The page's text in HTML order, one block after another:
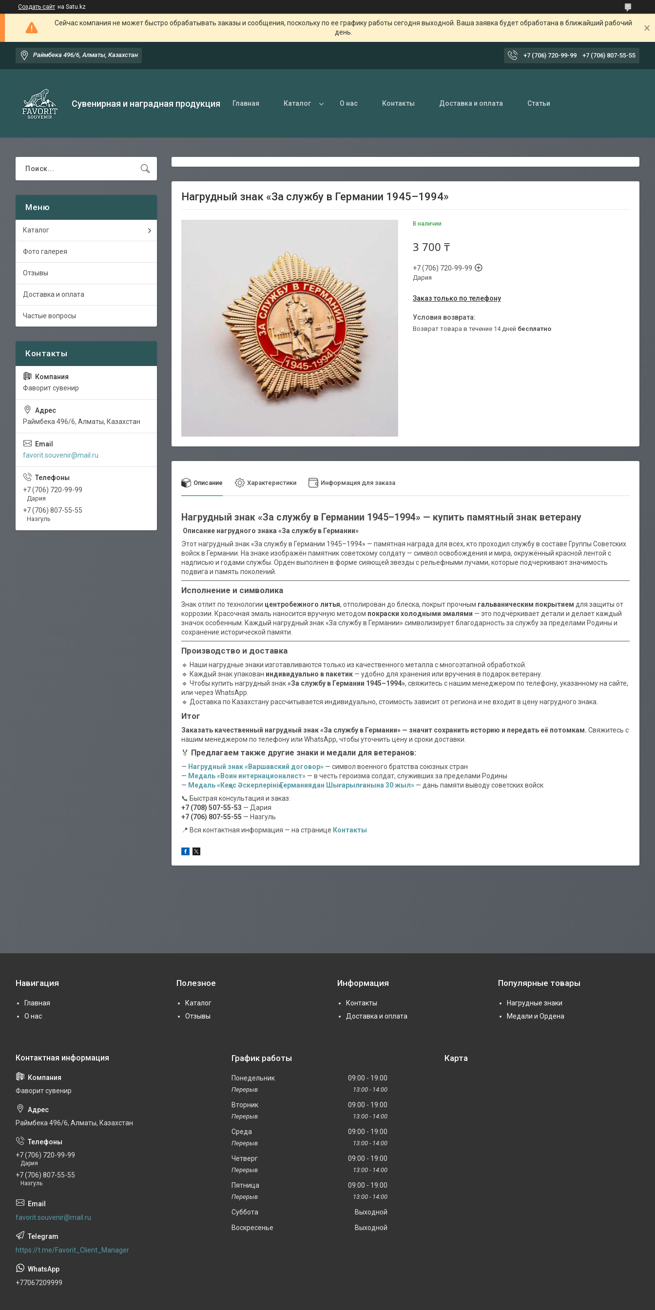
Создать сайт на Satu.kz
Сейчас компания не может быстро обрабатывать заказы и сообщения, поскольку по ее графику работы сегодня выходной. Ваша заявка будет обработана в ближайший рабочий
день.
Раймбека 496/6, Алматы, Казахстан +7 (706) 720-99-99 +7 (706) 807-55-55
Сувенирная и наградная продукция Главная Каталог О нас Контакты Доставка и оплата Статьи
Нагрудный знак «За службу в Германии 1945–1994»
В наличии
3 700 ₸
+7 (706) 720-99-99
Дария
Заказ только по телефону
возврат товара в течение 14 дней бесплатно
Описание Характеристики Информация для заказа
Нагрудный знак «За службу в Германии 1945–1994» — купить памятный знак ветерану
Описание нагрудного знака «За службу в Германии»
Этот нагрудный знак «За службу в Германии 1945–1994» — памятная награда для всех, кто проходил службу в составе Группы Советских
войск в Германии. На знаке изображён памятник советскому солдату — символ освобождения и мира, окружённый красной лентой с
надписью и годами службы. Орден выполнен в форме сияющей звезды с рельефными лучами, которые подчеркивают значимость
подвига и память поколений.
Исполнение и символика
Знак отлит по технологии центробежного литья, отполирован до блеска, покрыт прочным гальваническим покрытием для защиты от
коррозии. Красочная эмаль наносится вручную методом покраски холодными эмалями — это подчёркивает детали и делает каждый
значок особенным. Каждый нагрудный знак «За службу в Германии» символизирует благодарность за службу за пределами Родины и
сохранение исторической памяти.
Производство и доставка
🔹 Наши нагрудные знаки изготавливаются только из качественного металла с многоэтапной обработкой.
🔹 Каждый знак упакован индивидуально в пакетик — удобно для хранения или вручения в подарок ветерану.
🔹 Чтобы купить нагрудный знак«За службу в Германии 1945–1994», свяжитесь с нашим менеджером по телефону, указанному на сайте,
или через WhatsApp.
🔹 Доставка по Казахстану рассчитывается индивидуально, стоимость зависит от региона и не входит в цену нагрудного знака.
Итог
Заказать качественный нагрудный знак «За службу в Германии» — значит сохранить историю и передать её потомкам. Свяжитесь с
нашим менеджером по телефону или WhatsApp, чтобы уточнить цену и сроки доставки.
🏅 Предлагаем также другие знаки и медали для ветеранов:
— Нагрудный знак «Варшавский договор» — символ военного братства союзных стран
— Медаль «Воин интернационалист» — в честь героизма солдат, служивших за пределами Родины
— Медаль «Кеңес Әскерлерінің Германиядан Шығарылғанына 30 жыл» — дань памяти выводу советских войск
📞 Быстрая консультация и заказ:
+7 (708) 507-55-53 — Дария
+7 (706) 807-55-55 — Назгуль
📍 Вся контактная информация — на странице Контакты
Каталог
Фото галерея
Отзывы
Доставка и оплата
Частые вопросы
Фаворит сувенир
Раймбека 496/6, Алматы, Казахстан
favorit.souvenir@mail.ru
+7 (706) 720-99-99
Дария
+7 (706) 807-55-55
Назгуль
Навигация
Главная
О нас
Полезное
Каталог
Отзывы
Информация
Контакты
Доставка и оплата
Популярные товары
Нагрудные знаки
Медали и Ордена
Фаворит сувенир
Раймбека 496/6, Алматы, Казахстан
+7 (706) 720-99-99
Дария
+7 (706) 807-55-55
Назгуль
favorit.souvenir@mail.ru
https://t.me/Favorit_Client_Manager
+77067209999
График работы
Понедельник 09:00 19:00
13:00 14:00
Вторник 09:00 19:00
13:00 14:00
Среда 09:00 19:00
13:00 14:00
Четверг 09:00 19:00
13:00 14:00
Пятница 09:00 19:00
13:00 14:00
Суббота
Выходной
Воскресенье
Выходной
Карта